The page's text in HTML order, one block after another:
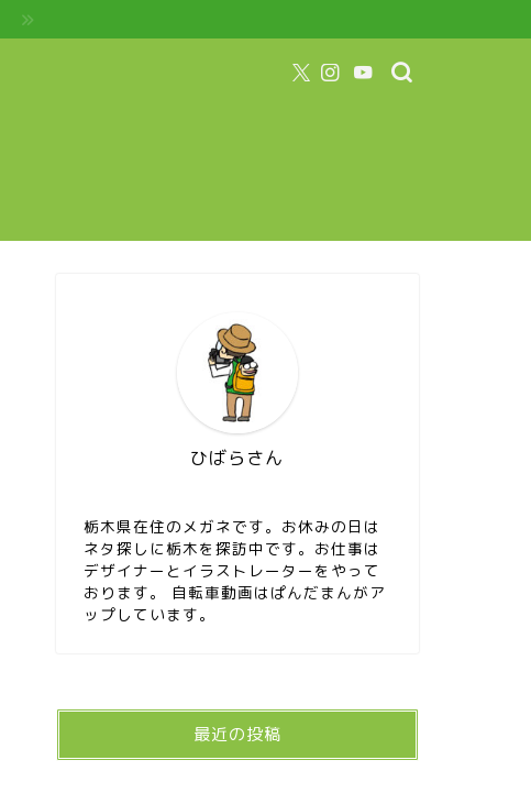
ひばらさん
栃木県在住のメガネです。お休みの日は
ネタ探しに栃木を探訪中です。お仕事は
デザイナーとイラストレーターをやって
おります。 自転車動画はぱんだまんがア
ップしています。
最近の投稿